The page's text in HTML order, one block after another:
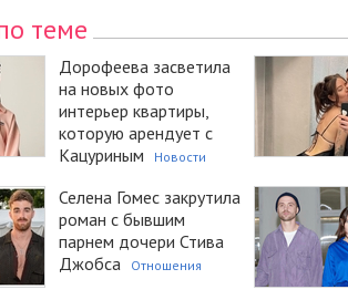
теме
Дорофеева засветила
на новых фото
интерьер квартиры,
которую арендует с
Кацуриным
Новости
Селена Гомес закрутила
роман с бывшим
парнем дочери Стива
Джобса
Отношения